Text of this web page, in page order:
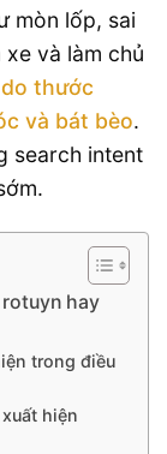
mòn lốp, sai
và làm chủ
thước
và bát bèo.
search intent
hay
trong điều
hiện